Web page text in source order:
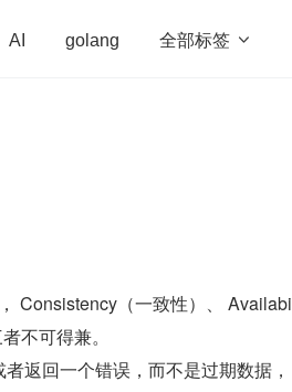
AI golang 全部标签 
Consistency（一致性）、 Availabi
不可得兼。
返回一个错误，而不是过期数据，